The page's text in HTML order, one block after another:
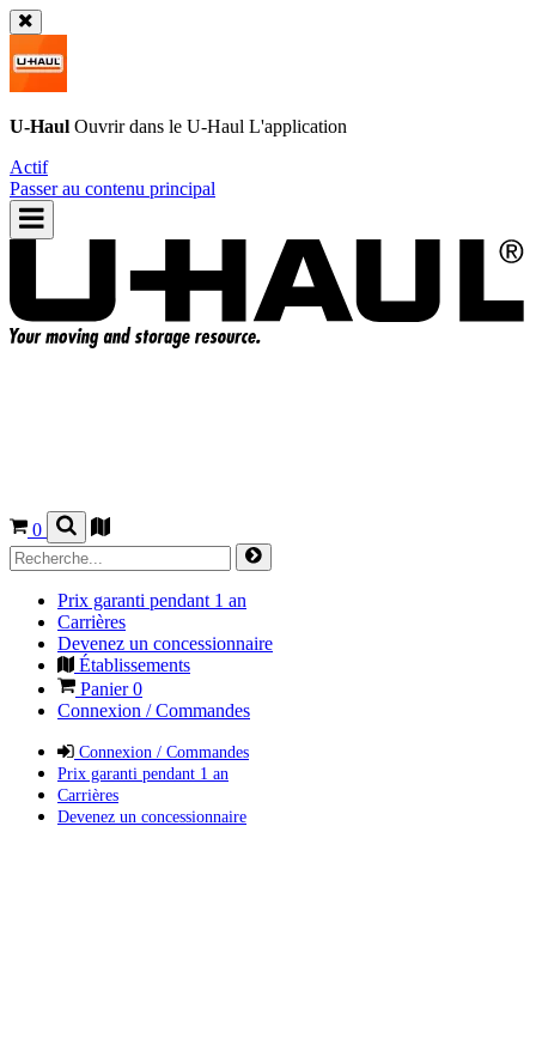
U-Haul Ouvrir dans le U-Haul L'application
Actif
Passer au contenu principal
0
Prix garanti pendant 1 an
Carrières
Devenez un concessionnaire
Établissements
Panier0
Connexion / Commandes
Connexion / Commandes
Prix garanti pendant 1 an
Carrières
Devenez un concessionnaire